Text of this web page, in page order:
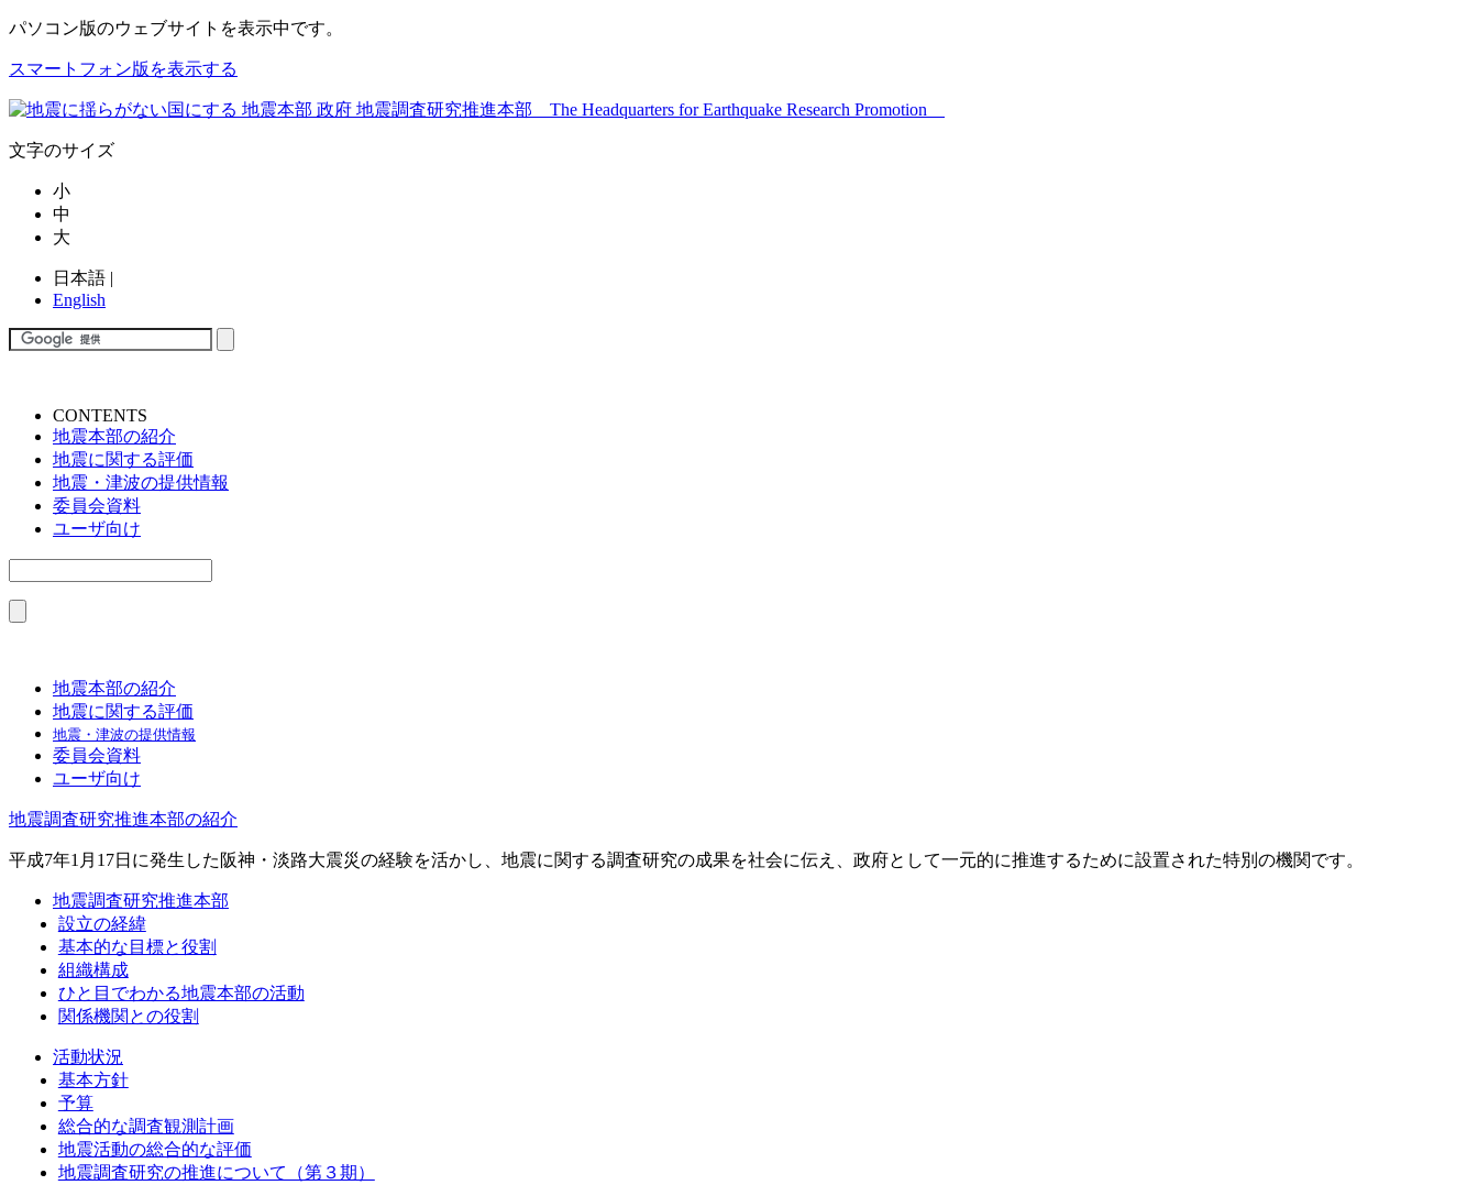
パソコン版のウェブサイトを表示中です。
スマートフォン版を表示する
文字のサイズ
小
中
大
日本語 |
English
CONTENTS
地震本部の紹介
地震に関する評価
地震・津波の提供情報
委員会資料
ユーザ向け
地震本部の紹介
地震に関する評価
地震・津波の提供情報
委員会資料
ユーザ向け
地震調査研究推進本部の紹介
平成7年1月17日に発生した阪神・淡路大震災の経験を活かし、地震に関する調査研究の成果を社会に伝え、政府として一元的に推進するために設置された特別の機関です。
地震調査研究推進本部
設立の経緯
基本的な目標と役割
組織構成
ひと目でわかる地震本部の活動
関係機関との役割
活動状況
基本方針
予算
総合的な調査観測計画
地震活動の総合的な評価
地震調査研究の推進について（第３期）